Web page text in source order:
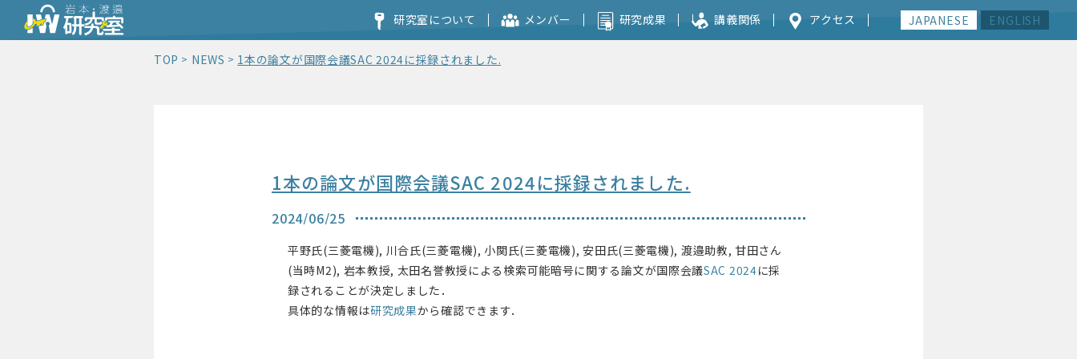
研究室について
コンセプト
メンバー 研究成果 講義関係 アクセス JAPANESE ENGLISH
TOP NEWS 1本の論文が国際会議SAC 2024に採録されました.
1本の論文が国際会議SAC 2024に採録されました.
2024/06/25
平野氏(三菱電機), 川合氏(三菱電機), 小関氏(三菱電機), 安田氏(三菱電機), 渡邉助教, 甘田さん
(当時M2), 岩本教授, 太田名誉教授による検索可能暗号に関する論文が国際会議SAC 2024に採
録されることが決定しました．
具体的な情報は研究成果から確認できます．